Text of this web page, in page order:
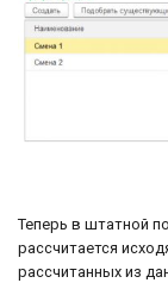
Теперь в штатной
рассчитается
рассчитанных из